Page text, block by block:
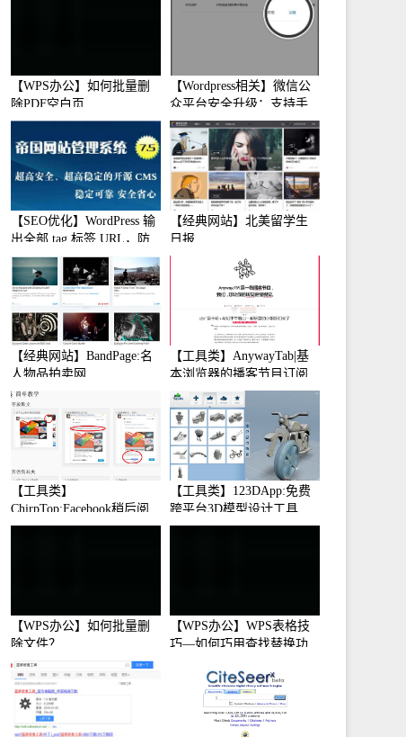
【WPS办公】如何批量删
除PDF空白页
【Wordpress相关】微信公
众平台安全升级：支持手
机保护
【SEO优化】WordPress 输
出全部 tag 标签 URL，防
止中文转码
【经典网站】北美留学生
日报
【经典网站】BandPage:名
人物品拍卖网
【工具类】AnywayTab|基
本浏览器的播客节目订阅
【工具类】
ChirpTop:Facebook稍后阅
读工具
【工具类】123DApp:免费
跨平台3D模型设计工具
【WPS办公】如何批量删
除文件？
【WPS办公】WPS表格技
巧—如何巧用查找替换功